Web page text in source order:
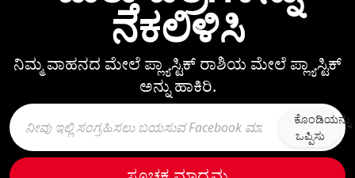
ನಕಲಿಳಿಸಿ
ನಿಮ್ಮ ವಾಹನದ ಮೇಲೆ ಪ್ಲ್ಯಾಸ್ಟಿಕ್‌ ರಾಶಿಯ ಮೇಲೆ ಪ್ಲ್ಯಾಸ್ಟಿಕ್‌
ಅನ್ನು ಹಾಕಿರಿ.
ಕೊಂಡಿಯನ್ನು
ಒಪ್ಪಿಸು